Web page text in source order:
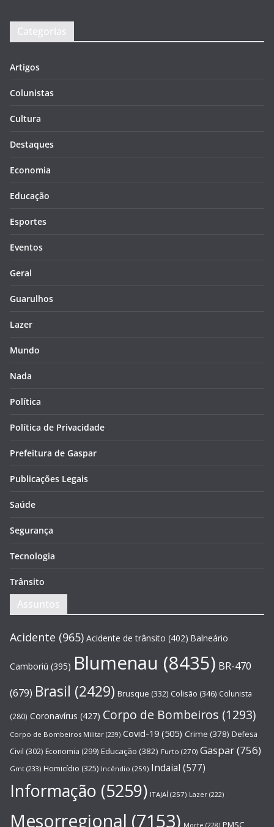
Categorias
Artigos
Colunistas
Cultura
Destaques
Economia
Educação
Esportes
Eventos
Geral
Guarulhos
Lazer
Mundo
Nada
Política
Política de Privacidade
Prefeitura de Gaspar
Publicações Legais
Saúde
Segurança
Tecnologia
Trânsito
Assuntos
Acidente (965) Acidente de trânsito (402) Balneário
Camboriú (395) Blumenau (8435) BR-470
(679) Brasil (2429) Brusque (332) Colisão (346) Colunista
(280) Coronavírus (427) Corpo de Bombeiros (1293)
Corpo de Bombeiros Militar (239) Covid-19 (505) Crime (378) Defesa
Civil (302) Economia (299) Educação (382) Furto (270) Gaspar(756)
Gmt (233) Homicídio (325) Incêndio (259) Indaial (577)
Informação (5259) ITAJAÍ (257) Lazer (222)
Mesorregional (7153) Morte (228) PMSC